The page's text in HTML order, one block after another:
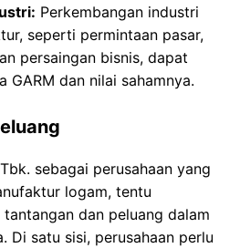
Perkembangan industri
seperti permintaan pasar,
persaingan bisnis, dapat
GARM dan nilai sahamnya.
sebagai perusahaan yang
logam, tentu
dan peluang dalam
Di satu sisi, perusahaan perlu